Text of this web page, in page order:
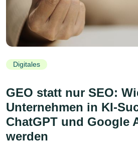
Digitales
GEO statt nur SEO:
Unternehmen in KI-
ChatGPT und Google
werden